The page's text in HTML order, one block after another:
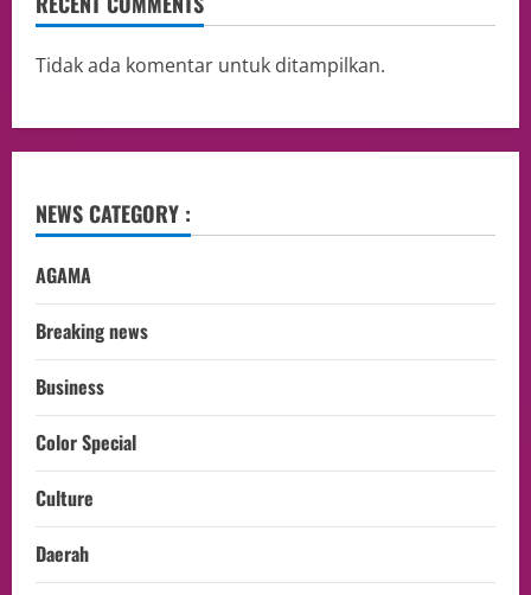
Tidak ada komentar untuk ditampilkan.
NEWS CATEGORY :
AGAMA
Breaking news
Business
Color Special
Culture
Daerah